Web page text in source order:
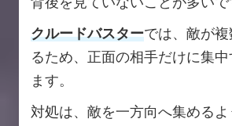
クルードバスターでは、敵が
るため、正面の相手だけに集
ます。
対処は、敵を一方向へ集めるよ